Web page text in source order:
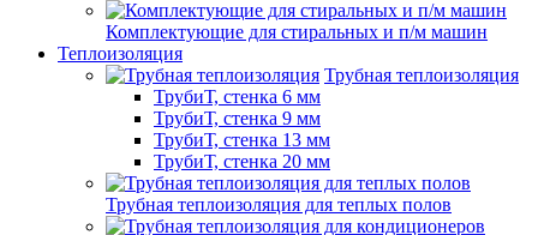
Комплектующие для стиральных и п/м машин
Теплоизоляция
Трубная теплоизоляция
ТрубиТ, стенка 6 мм
ТрубиТ, стенка 9 мм
ТрубиТ, стенка 13 мм
ТрубиТ, стенка 20 мм
Трубная теплоизоляция для теплых полов